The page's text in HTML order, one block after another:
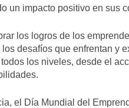
un impacto positivo en sus
los logros de los
desafíos que enfrentan y
los niveles, desde el
el Día Mundial del